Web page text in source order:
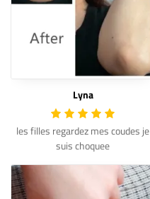
Lyna
les filles regardez mes coudes je
suis choquee